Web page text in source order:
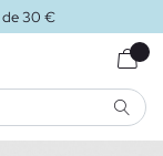
30 €